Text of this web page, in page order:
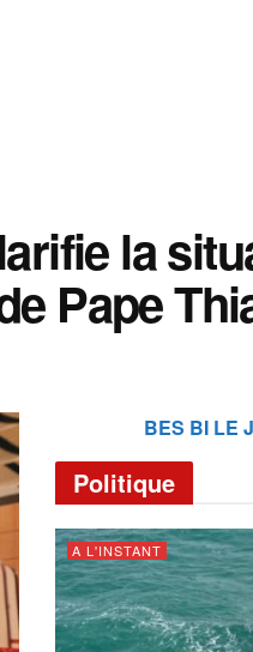
la
Pape
BES BI LE
Politique
A L'INSTANT